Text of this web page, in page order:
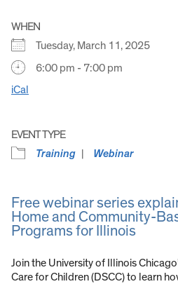
WHEN
Tuesday, March 11, 2025
6:00 pm - 7:00 pm
iCal
EVENT TYPE
Training
Webinar
Free webinar series
Home and Community-
Programs for Illinois
Join the University of Illinois
Care for Children (DSCC) to learn